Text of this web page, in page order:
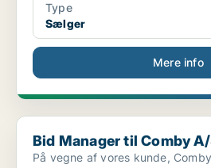
Type
Sælger
Mere info
Bid Manager til Comby A/S
Bid Manager til Comby
På vegne af vores kunde,